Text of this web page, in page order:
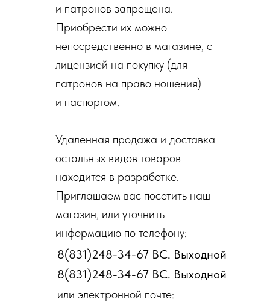
и патронов запрещена.
Приобрести их можно
непосредственно в магазине, с
лицензией на покупку (для
патронов на право ношения)
и паспортом.
Удаленная продажа и доставка
остальных видов товаров
находится в разработке.
Приглашаем вас посетить наш
магазин, или уточнить
информацию по телефону:
8(831)248-34-67 ВС. Выходной
8(831)248-34-67 ВС. Выходной
или электронной почте: